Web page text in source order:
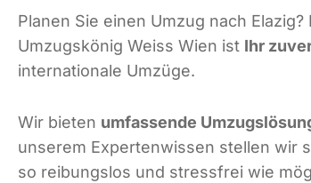
Planen Sie einen Umzug nach
Umzugskönig Weiss Wien ist Ihr
internationale Umzüge.
Wir bieten umfassende
unserem Expertenwissen stellen wir
so reibungslos und stressfrei wie